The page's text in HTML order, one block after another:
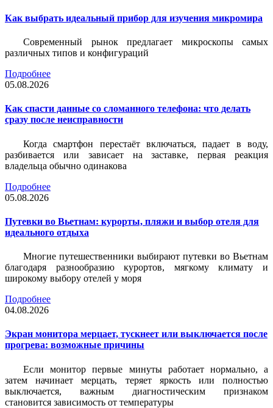
Как выбрать идеальный прибор для изучения микромира
Современный рынок предлагает микроскопы самых
различных типов и конфигураций
Подробнее
05.08.2026
Как спасти данные со сломанного телефона: что делать
сразу после неисправности
Когда смартфон перестаёт включаться, падает в воду,
разбивается или зависает на заставке, первая реакция
владельца обычно одинакова
Подробнее
05.08.2026
Путевки во Вьетнам: курорты, пляжи и выбор отеля для
идеального отдыха
Многие путешественники выбирают путевки во Вьетнам
благодаря разнообразию курортов, мягкому климату и
широкому выбору отелей у моря
Подробнее
04.08.2026
Экран монитора мерцает, тускнеет или выключается после
прогрева: возможные причины
Если монитор первые минуты работает нормально, а
затем начинает мерцать, теряет яркость или полностью
выключается, важным диагностическим признаком
становится зависимость от температуры